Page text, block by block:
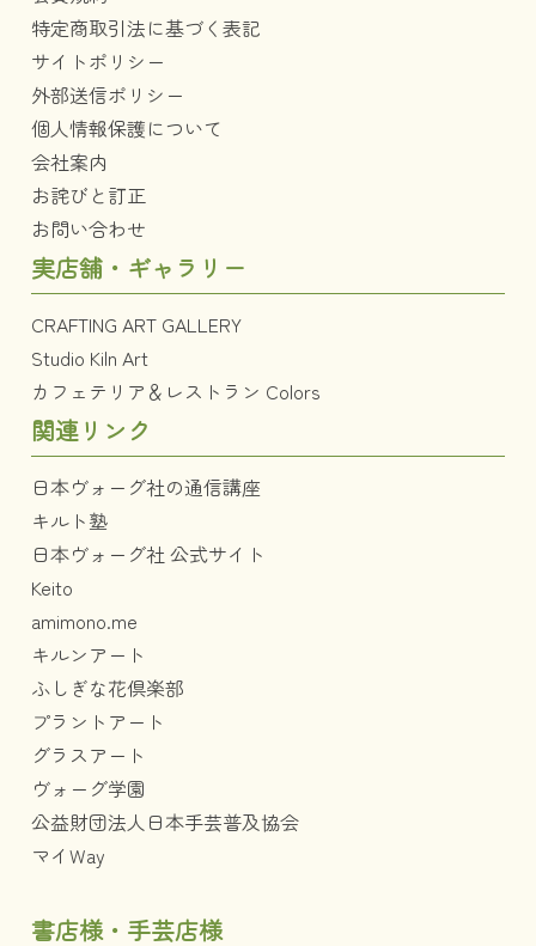
特定商取引法に基づく表記
サイトポリシー
外部送信ポリシー
個人情報保護について
会社案内
お詫びと訂正
お問い合わせ
実店舗・ギャラリー
CRAFTING ART GALLERY
Studio Kiln Art
カフェテリア＆レストラン Colors
関連リンク
日本ヴォーグ社の通信講座
キルト塾
日本ヴォーグ社 公式サイト
Keito
amimono.me
キルンアート
ふしぎな花倶楽部
プラントアート
グラスアート
ヴォーグ学園
公益財団法人日本手芸普及協会
マイWay
書店様・手芸店様